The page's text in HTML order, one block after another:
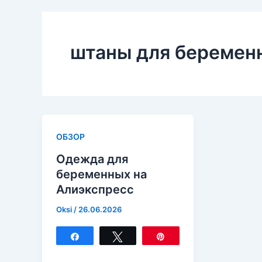
штаны для
ОБЗОР
Одежда для
беременных на
Алиэкспресс
Oksi / 26.06.2026
Поделиться Твитнуть